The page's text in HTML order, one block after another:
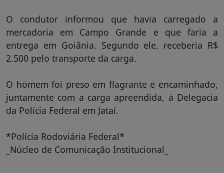
O condutor informou que havia carregado a
mercadoria em Campo Grande e que faria a
entrega em Goiânia. Segundo ele, receberia R$
2.500 pelo transporte da carga.
O homem foi preso em flagrante e encaminhado,
juntamente com a carga apreendida, à Delegacia
da Polícia Federal em Jataí.
*Polícia Rodoviária Federal*
_Núcleo de Comunicação Institucional_